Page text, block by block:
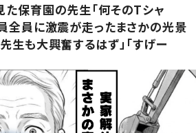
保育園の先生「何そのTシャ
全員に激震が走ったまさかの光景
生も大興奮するはず」「すげー